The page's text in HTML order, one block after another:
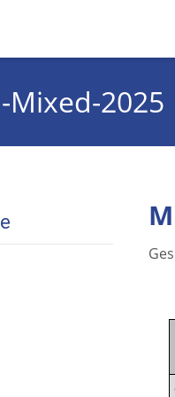
Mixed-2025